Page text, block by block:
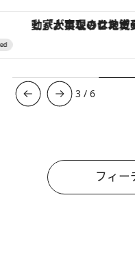
3 /6
フィー